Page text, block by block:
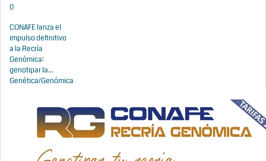
0
CONAFE lanza el
impulso definitivo
a la Recría
Genómica:
genotipar la...
Genética/Genómica